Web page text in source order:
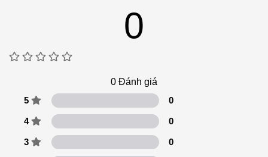
0
0 Đánh giá
5
0
4 0
3 0